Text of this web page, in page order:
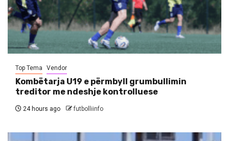
Top Tema Vendor
Kombëtarja U19 e përmbyll grumbullimin
treditor me ndeshje kontrolluese
24 hours ago futbolliinfo